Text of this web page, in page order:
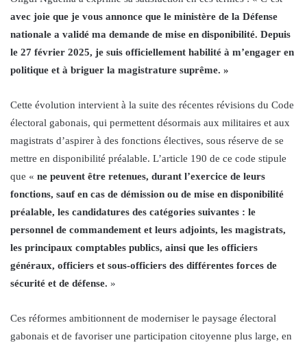
avec joie que je vous annonce que le ministère de la Défense
nationale a validé ma demande de mise en disponibilité. Depuis
le 27 février 2025, je suis officiellement habilité à m’engager en
politique et à briguer la magistrature suprême. »
Cette évolution intervient à la suite des récentes révisions du Code
électoral gabonais, qui permettent désormais aux militaires et aux
magistrats d’aspirer à des fonctions électives, sous réserve de se
mettre en disponibilité préalable. L’article 190 de ce code stipule
que « ne peuvent être retenues, durant l’exercice de leurs
fonctions, sauf en cas de démission ou de mise en disponibilité
préalable, les candidatures des catégories suivantes : le
personnel de commandement et leurs adjoints, les magistrats,
les principaux comptables publics, ainsi que les officiers
généraux, officiers et sous-officiers des différentes forces de
sécurité et de défense. »
Ces réformes ambitionnent de moderniser le paysage électoral
gabonais et de favoriser une participation citoyenne plus large, en